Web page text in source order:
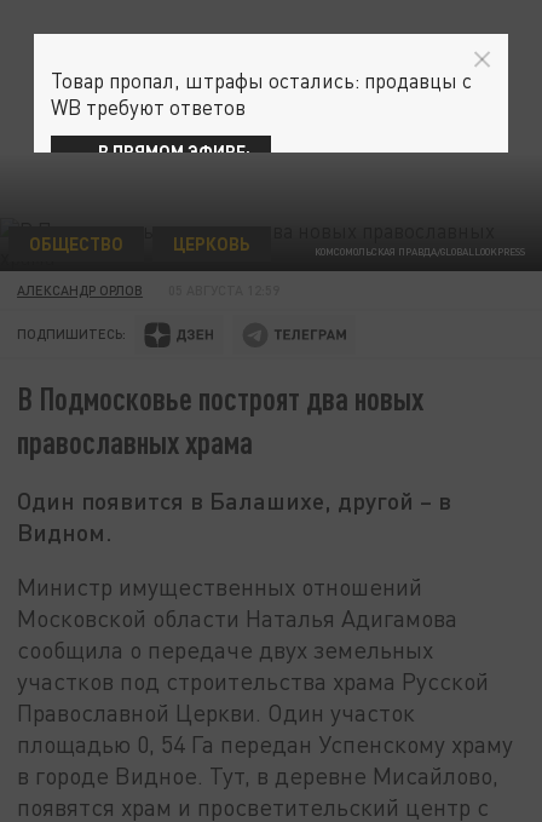
КОМСОМОЛЬСКАЯ ПРАВДА/GLOBALLOOKPRESS
ОБЩЕСТВО ЦЕРКОВЬ
АЛЕКСАНДР ОРЛОВ
ПОДПИШИТЕСЬ:
В Подмосковье построят два новых
православных храма
Один появится в Балашихе, другой – в
Видном.
Министр имущественных отношений
Московской области Наталья Адигамова
сообщила о передаче двух земельных
участков под строительства храма Русской
Православной Церкви. Один участок
площадью 0, 54 Га передан Успенскому храму
в городе Видное. Тут, в деревне Мисайлово,
появятся храм и просветительский центр с
Товар пропал, штрафы остались: продавцы с
WB требуют ответов
В ПРЯМОМ ЭФИРЕ: